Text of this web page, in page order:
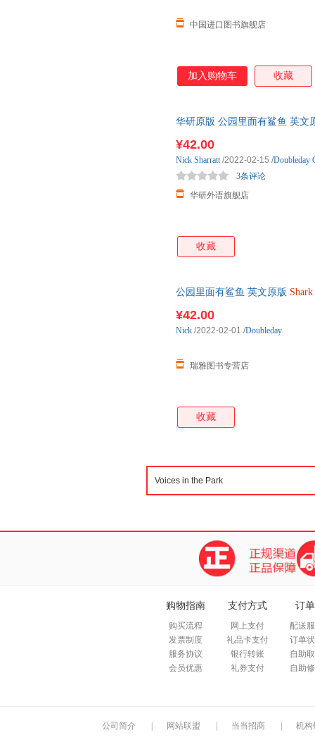
中国进口图书旗舰店
加入购物车 收藏
华研原版 公园里面有鲨鱼 英文
¥42.00
华研外语旗舰店
3条评论
Nick Sharratt/2022-02-15 /Doubleday
收藏
公园里面有鲨鱼 英文原版 Shark
¥42.00
瑞雅图书专营店
Nick /2022-02-01 /Doubleday
收藏
购物指南
购买流程
发票制度
服务协议
会员优惠
支付方式
网上支付
礼品卡支付
银行转账
礼券支付
订
配送
订单
自助
自助
公司简介 网站联盟 当当招商 机构